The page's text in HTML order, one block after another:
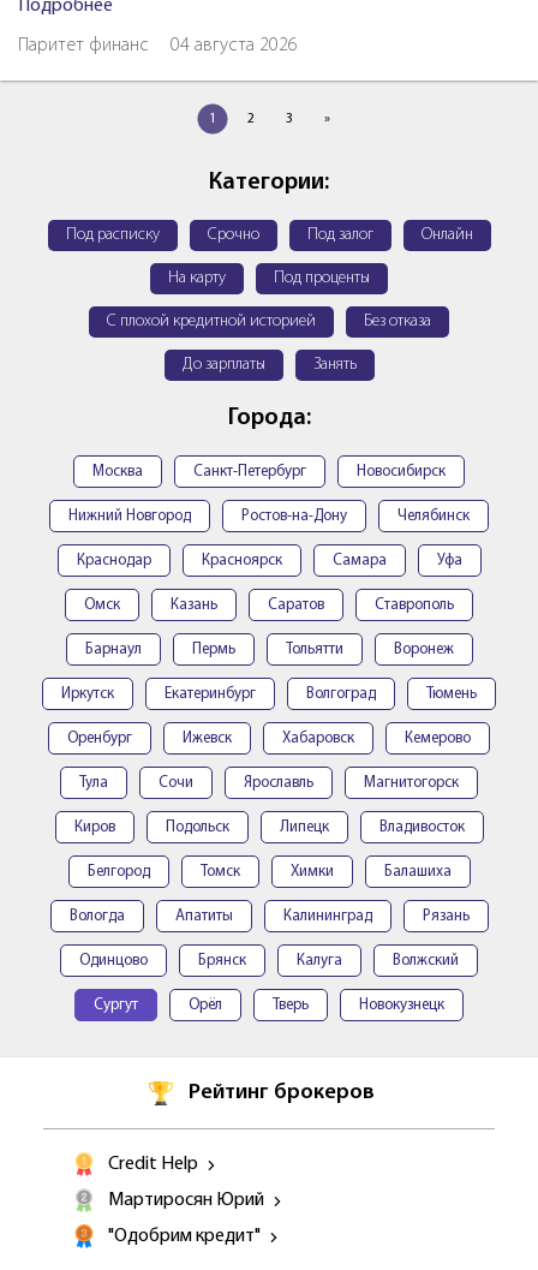
Подробнее
Паритет финанс 04 августа 2026
1 2 3 »
Категории:
Под расписку Срочно Под залог Онлайн
На карту Под проценты
С плохой кредитной историей Без отказа
До зарплаты Занять
Города:
Москва Санкт-Петербург Новосибирск
Нижний Новгород Ростов-на-Дону Челябинск
Краснодар Красноярск Самара Уфа
Омск Казань Саратов Ставрополь
Барнаул Пермь Тольятти Воронеж
Иркутск Екатеринбург Волгоград Тюмень
Оренбург Ижевск Хабаровск Кемерово
Тула Сочи Ярославль Магнитогорск
Киров Подольск Липецк Владивосток
Белгород Томск Химки Балашиха
Вологда Апатиты Калининград Рязань
Одинцово Брянск Калуга Волжский
Сургут Орёл Тверь Новокузнецк
Рейтинг брокеров
Credit Help
Мартиросян Юрий
"Одобрим кредит"